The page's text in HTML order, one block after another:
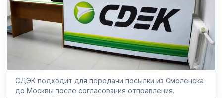
СДЭК подходит для передачи посылки из Смоленска
до Москвы после согласования отправления.